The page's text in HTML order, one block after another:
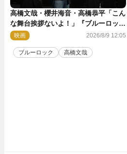
高橋文哉・櫻井海音・高橋恭平「こん
な舞台挨拶ないよ！」『ブルーロッ
ク』自由すぎるイベントレポート
映画 2026/8/9 12:05
ブルーロック 高橋文哉